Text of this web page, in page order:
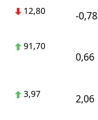
12,80 -0,78
91,70
0,66
3,97 2,06